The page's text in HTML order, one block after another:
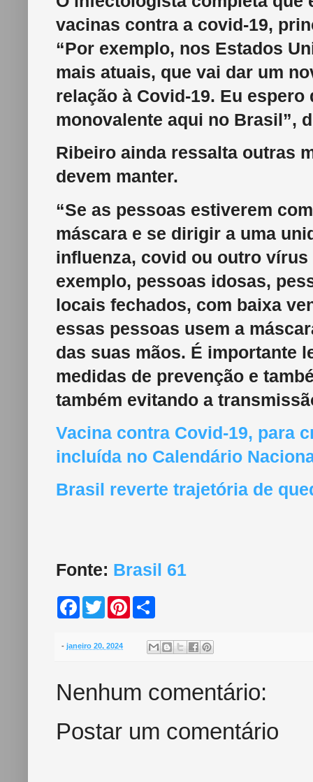
vacinas contra a covid-19,
“Por exemplo, nos Estados
mais atuais, que vai dar um
relação à Covid-19. Eu
monovalente aqui no Brasil”,
Ribeiro ainda ressalta outras
devem manter.
“Se as pessoas estiverem
máscara e se dirigir a uma
influenza, covid ou outro
exemplo, pessoas idosas,
locais fechados, com baixa
essas pessoas usem a
das suas mãos. É importante
medidas de prevenção e
também evitando a
Vacina contra Covid-19, para
incluída no Calendário
Brasil reverte trajetória de
Fonte: Brasil 61
b
w
t
t
e
- janeiro 20, 2024
Nenhum comentário:
Postar um comentário